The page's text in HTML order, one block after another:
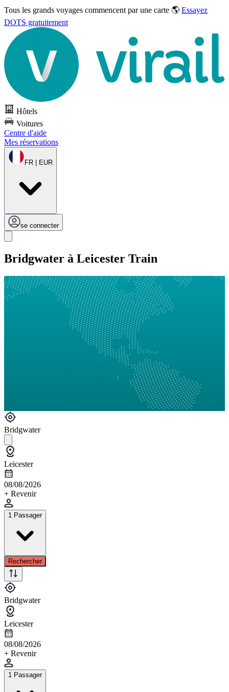
Tous les grands voyages commencent par une carte 🌎 Essayez
DOTS gratuitement
Hôtels
Voitures
Centre d'aide
Mes réservations
FR | EUR
se connecter
Bridgwater à Leicester Train
Bridgwater
Leicester
08/08/2026
+ Revenir
1 Passager
Rechercher
Bridgwater
Leicester
08/08/2026
+ Revenir
1 Passager